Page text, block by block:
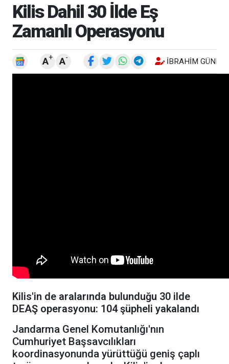
Kilis Dahil 30 İlde Eş
Zamanlı Operasyonu
A+ A- İBRAHIM GÜNEŞ
Kilis'in de aralarında bulunduğu 30 ilde
DEAŞ operasyonu: 104 şüpheli yakalandı
Jandarma Genel Komutanlığı'nın
Cumhuriyet Başsavcılıkları
koordinasyonunda yürüttüğü geniş çaplı